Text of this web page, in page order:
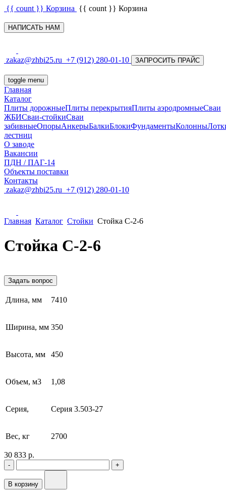
{{ count }} Корзина {{ count }} Корзина
НАПИСАТЬ НАМ
zakaz@zhbi25.ru +7 (912) 280-01-10 ЗАПРОСИТЬ ПРАЙС
toggle menu
Главная
Каталог
Плиты дорожныеПлиты перекрытияПлиты аэродромныеСваи
ЖБИСваи-стойкиСваи
забивныеОпорыАнкерыБалкиБлокиФундаментыКолонны
лестниц
О заводе
Вакансии
ПДН / ПАГ-14
Объекты поставки
Контакты
zakaz@zhbi25.ru +7 (912) 280-01-10
Главная Каталог Стойки Стойка С-2-6
Стойка С-2-6
Задать вопрос
Длина, мм 7410
Ширина, мм 350
Высота, мм 450
Объем, м3 1,08
Серия, Серия 3.503-27
Вес, кг 2700
30 833 р.
- +
В корзину